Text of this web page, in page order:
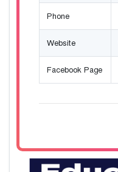
Phone
Website
Facebook Page